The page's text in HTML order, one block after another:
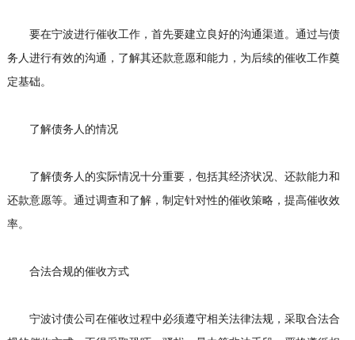
要在宁波进行催收工作，首先要建立良好的沟通渠道。通过与债
务人进行有效的沟通，了解其还款意愿和能力，为后续的催收工作奠
定基础。
了解债务人的情况
了解债务人的实际情况十分重要，包括其经济状况、还款能力和
还款意愿等。通过调查和了解，制定针对性的催收策略，提高催收效
率。
合法合规的催收方式
宁波讨债公司在催收过程中必须遵守相关法律法规，采取合法合